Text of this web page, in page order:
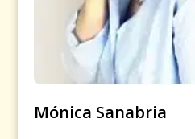
Mónica Sanabria